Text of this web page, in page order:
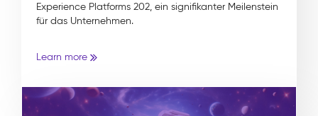
Experience Platforms 202, ein signifikanter Meilenstein
für das Unternehmen.
Learn more